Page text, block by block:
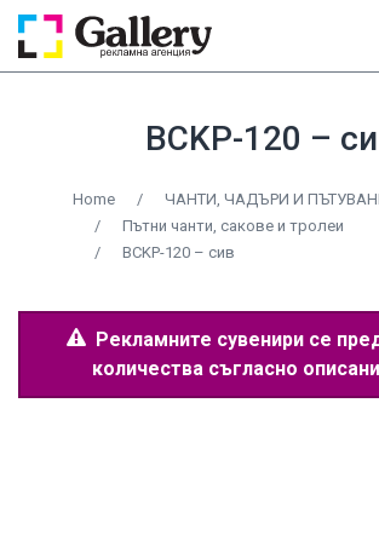
BCKP-120 –
Home /
ЧАНТИ, ЧАДЪРИ И
/
Пътни чанти, сакове и тролеи
/
BCKP-120 – сив
Рекламните сувенири се
количества съгласно